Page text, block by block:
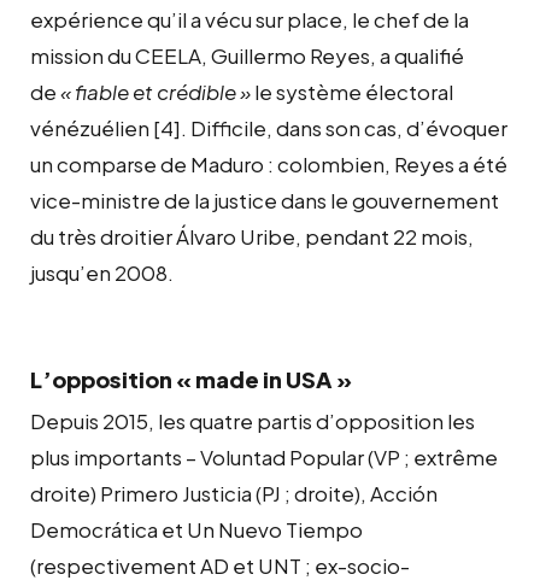
expérience qu’il a vécu sur place, le chef de la
mission du CEELA, Guillermo Reyes, a qualifié
de« fiable et crédible »le système électoral
vénézuélien [4]. Difficile, dans son cas, d’évoquer
un comparse de Maduro : colombien, Reyes a été
vice-ministre de la justice dans le gouvernement
du très droitier Álvaro Uribe, pendant 22 mois,
jusqu’en 2008.
L’opposition « made in USA »
Depuis 2015, les quatre partis d’opposition les
plus importants – Voluntad Popular (VP ; extrême
droite) Primero Justicia (PJ ; droite), Acción
Democrática et Un Nuevo Tiempo
(respectivement AD et UNT ; ex-socio-